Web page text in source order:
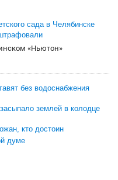
сада в Челябинске
«Ньютон»
без водоснабжения
землей в колодце
кто достоин
думе